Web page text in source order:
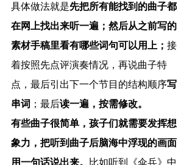
具体做法就是先把所有能找到的曲子都
在网上找出来听一遍；然后从之前写的
素材手稿里看有哪些词句可以用上； 接
着按照先点评演奏情况，再说曲子特
点，最后引出下一个节目的结构顺序写
串词 ；最后读一遍，按需修改。
有些曲子很简单，孩子们就需要发挥想
象力，把听到曲子后脑海中浮现的画面